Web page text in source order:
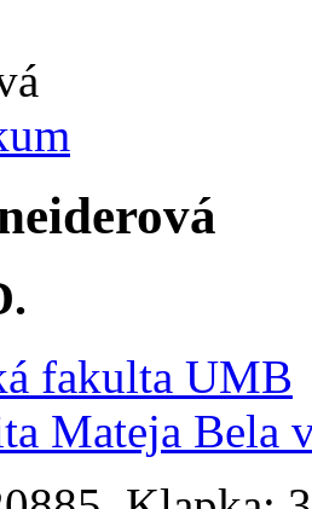
fakulta UMB
Mateja Bela